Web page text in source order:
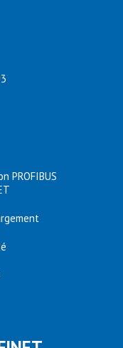
PROFIBUS